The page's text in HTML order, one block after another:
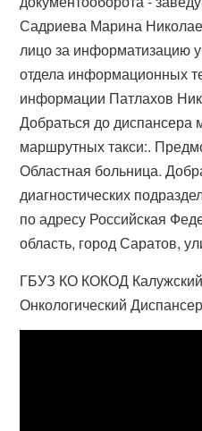
Садриева Марина
лицо за информатизацию
отдела информационных
информации Патлахов
Добраться до
маршрутных такси:.
Областная больница.
диагностических
по адресу Российская
область, город Саратов,
ГБУЗ КО КОКОД
Онкологический